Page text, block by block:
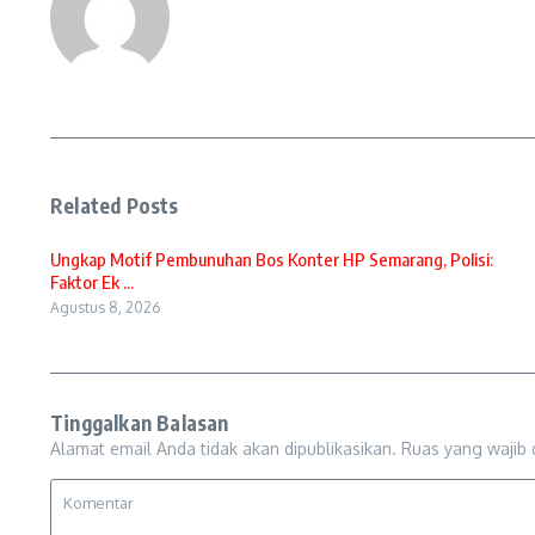
Related Posts
Ungkap Motif Pembunuhan Bos Konter HP Semarang, Polisi:
Faktor Ek ...
Agustus 8, 2026
Tinggalkan Balasan
Alamat email Anda tidak akan dipublikasikan. Ruas yang